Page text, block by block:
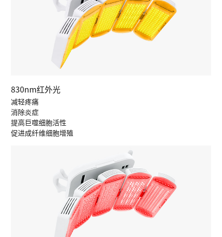
830nm红外光
减轻疼痛
消除炎症
提高巨噬细胞活性
促进成纤维细胞增殖